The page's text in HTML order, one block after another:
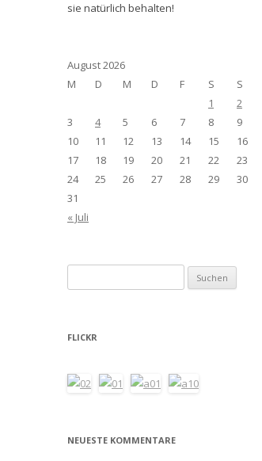
sie natürlich behalten!
August 2026
M
D M D F S
S
1
2
3
4 5 6 7 8
9
10
11 12 13 14 15
16
17
18 19 20 21 22
23
24
25 26 27 28 29
30
31
« Juli
nach:
FLICKR
NEUESTE KOMMENTARE